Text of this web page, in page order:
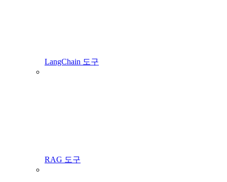
LangChain 도구
RAG 도구